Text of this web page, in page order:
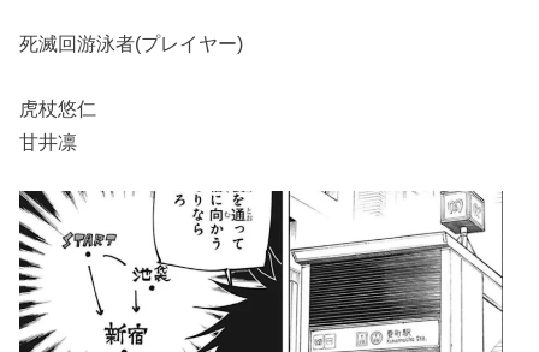
死滅回游泳者(プレイヤー)
虎杖悠仁
甘井凛